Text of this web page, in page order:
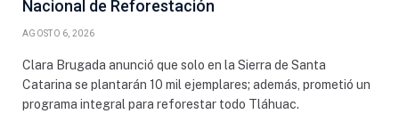
Nacional de Reforestación
AGOSTO 6, 2026
Clara Brugada anunció que solo en la Sierra de Santa
Catarina se plantarán 10 mil ejemplares; además, prometió un
programa integral para reforestar todo Tláhuac.